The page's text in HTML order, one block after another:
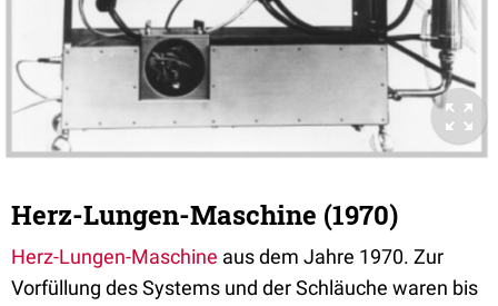
Herz-Lungen-Maschine (1970)
Herz-Lungen-Maschine aus dem Jahre 1970. Zur
Vorfüllung des Systems und der Schläuche waren bis